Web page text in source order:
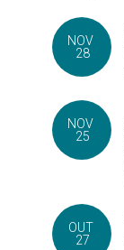
NOV
28
NOV
25
OUT
27